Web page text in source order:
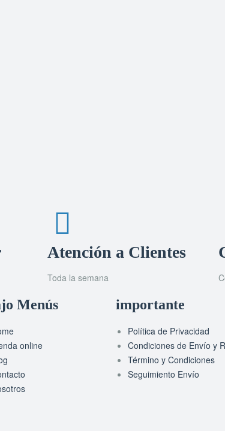
Atención a Clientes
Toda la semana
Menús
online
importante
Política de Privacidad
Condiciones de Envío y
Término y Condiciones
Seguimiento Envío